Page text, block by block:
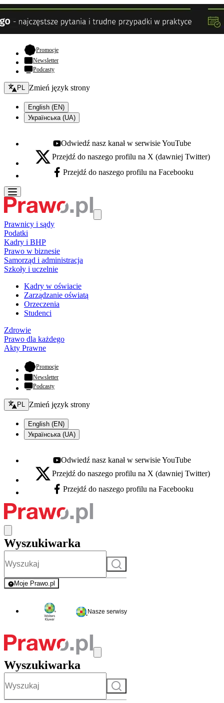
Promocje- otwiera się w nowej karcie
Newsletter
Podcasty
Zmień język - bieżący:
PL Zmień język strony
English (EN)
Українська (UA)
Youtube - otwiera się w nowej karcie
Odwiedź nasz kanał w serwisie YouTube
X - otwiera się w nowej karcie
Przejdź do naszego profilu na X (dawniej Twitter)
Facebook - otwiera się w nowej karcie
Przejdź do naszego profilu na Facebooku
Prawnicy i sądy
Podatki
Kadry i BHP
Prawo w biznesie
Samorząd i administracja
Szkoły i uczelnie
Kadry w oświacie
Zarządzanie oświatą
Orzeczenia
Studenci
Zdrowie
Prawo dla każdego
Akty Prawne
Promocje- otwiera się w nowej karcie
Newsletter
Podcasty
Zmień język - bieżący:
PL Zmień język strony
English (EN)
Українська (UA)
Youtube - otwiera się w nowej karcie
Odwiedź nasz kanał w serwisie YouTube
X - otwiera się w nowej karcie
Przejdź do naszego profilu na X (dawniej Twitter)
Facebook - otwiera się w nowej karcie
Przejdź do naszego profilu na Facebooku
Wyszukiwarka
Szukaj
Moje Prawo.pl
- rejestracja i logowanie do serwisu
Nasze serwisy
Wyszukiwarka
Szukaj